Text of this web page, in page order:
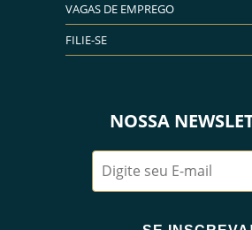
VAGAS DE EMPREGO
FILIE-SE
NOSSA